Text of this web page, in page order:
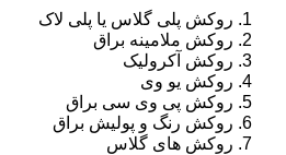
روکش پلی گلاس یا پلی لاک
روکش ملامینه براق
روکش آکرولیک
روکش یو وی
روکش پی وی سی براق
روکش رنگ و پولیش براق
روکش های گلاس